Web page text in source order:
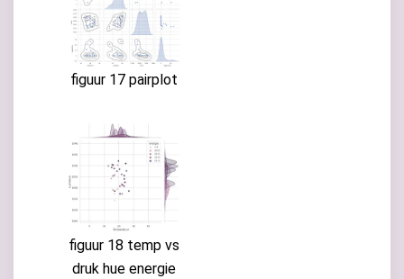
figuur 17 pairplot
figuur 18 temp vs
druk hue energie